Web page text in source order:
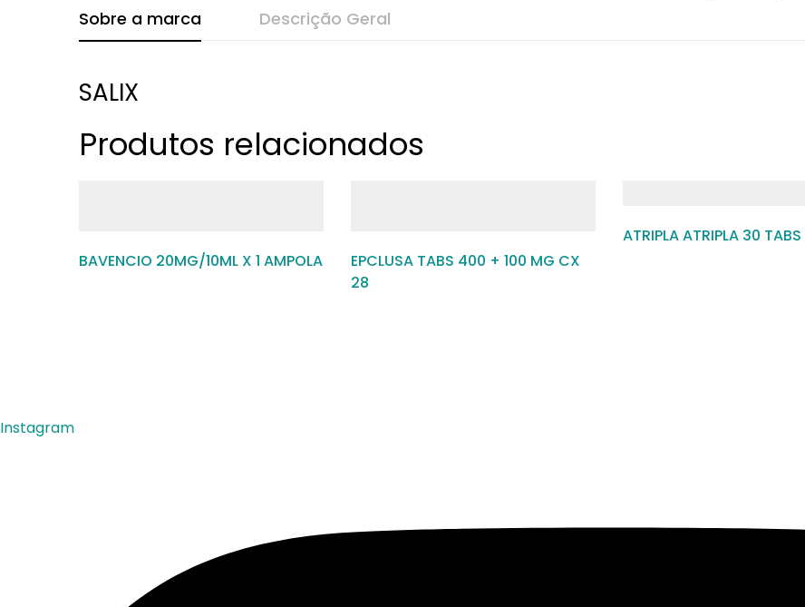
Sobre a marca Descrição Geral
SALIX
Produtos relacionados
BAVENCIO 20MG/10ML X 1 AMPOLA
EPCLUSA TABS 400 + 100 MG CX
28
ATRIPLA ATRIPLA 30 TABS
Instagram